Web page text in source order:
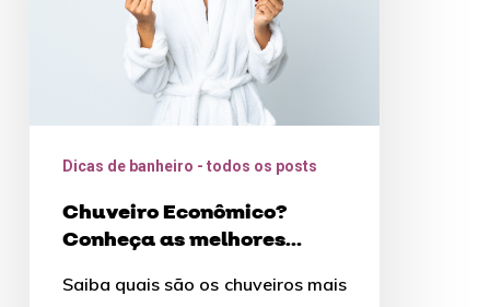
Dicas de banheiro - todos os posts
Chuveiro Econômico?
Conheça as melhores
Saiba quais são os chuveiros mais